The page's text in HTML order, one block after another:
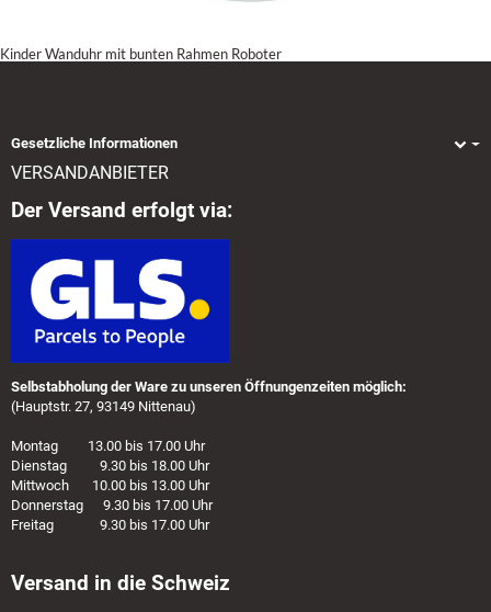
Kinder Wanduhr mit bunten Rahmen Roboter
Gesetzliche Informationen
VERSANDANBIETER
Der Versand erfolgt via:
Selbstabholung der Ware zu unseren Öffnungenzeiten möglich:
(Hauptstr. 27, 93149 Nittenau)
Montag 13.00 bis 17.00 Uhr
Dienstag 9.30 bis 18.00 Uhr
Mittwoch 10.00 bis 13.00 Uhr
Donnerstag 9.30 bis 17.00 Uhr
Freitag 9.30 bis 17.00 Uhr
Versand in die Schweiz